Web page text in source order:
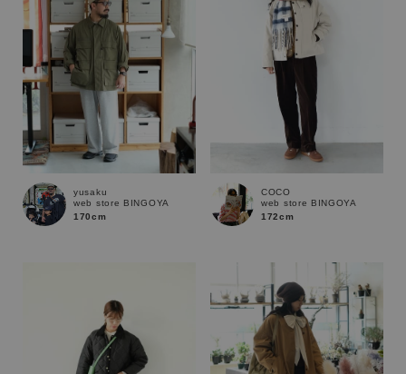
yusaku
web store BINGOYA
170cm
COCO
web store BINGOYA
172cm